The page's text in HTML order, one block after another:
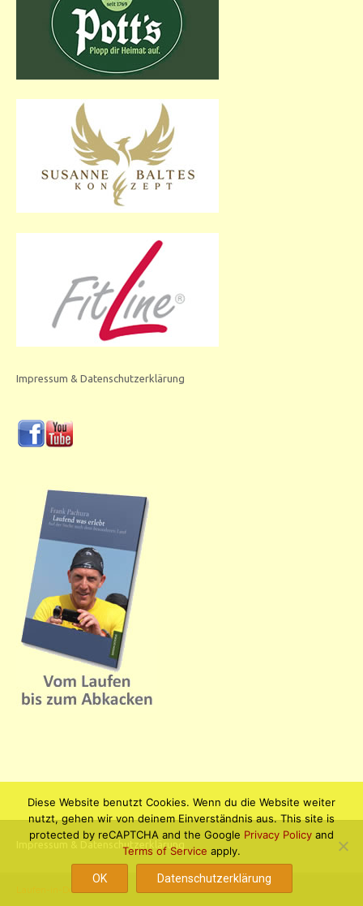
Impressum & Datenschutzerklärung
Impressum & Datenschutzerklärung
Laufen-in-Dortmund.de
Diese Website benutzt Cookies. Wenn du die Website weiter
nutzt, gehen wir von deinem Einverständnis aus. This site is
protected by reCAPTCHA and the Google Privacy Policy and
Terms of Service apply.
OK Datenschutzerklärung